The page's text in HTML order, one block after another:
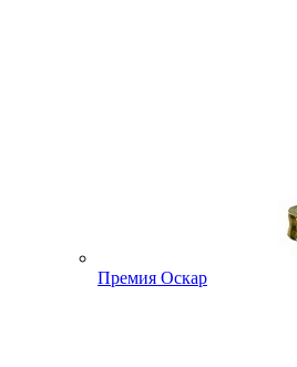
Премия Оскар